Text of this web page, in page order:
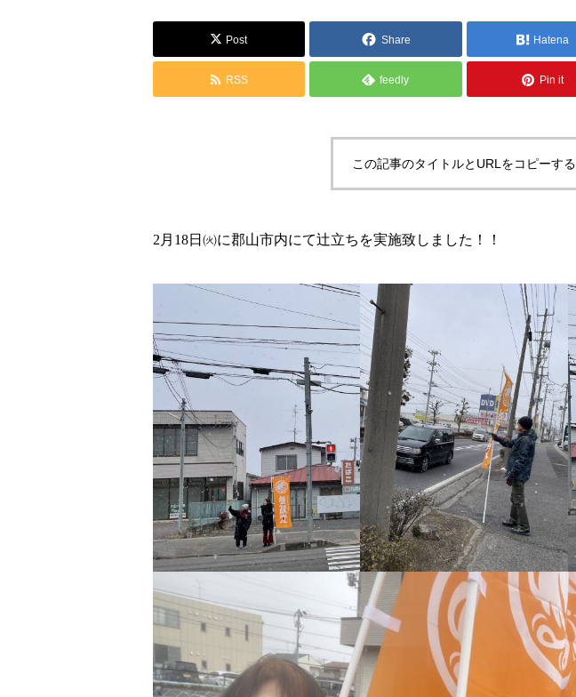
Post Share Hatena
RSS feedly Pin it
この記事のタイトルとURLをコピーする
2月18日㈫に郡山市内にて辻立ちを実施致しました！！